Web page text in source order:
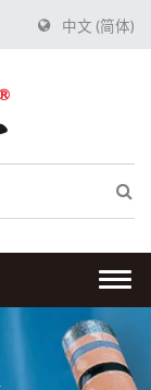
中文 (简体)